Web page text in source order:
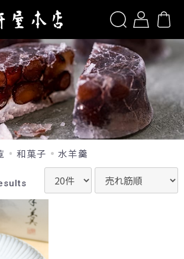
和菓子 水羊羹
香菓
香菓(ラ・フランス)
プルパイ・季節のパイ
プルパイ（店舗限定）
ブレ
ブッセ
だより
て